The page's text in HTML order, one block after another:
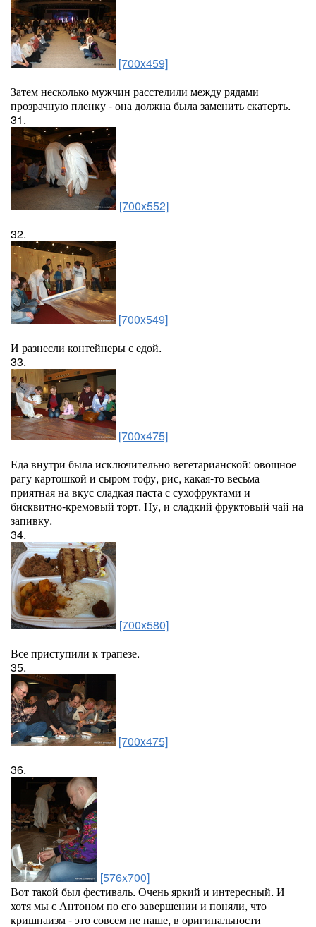
[700x459]
Затем несколько мужчин расстелили между рядами
прозрачную пленку - она должна была заменить скатерть.
31.
[700x552]
32.
[700x549]
И разнесли контейнеры с едой.
33.
[700x475]
Еда внутри была исключительно вегетарианской: овощное
рагу картошкой и сыром тофу, рис, какая-то весьма
приятная на вкус сладкая паста с сухофруктами и
бисквитно-кремовый торт. Ну, и сладкий фруктовый чай на
запивку.
34.
[700x580]
Все приступили к трапезе.
35.
[700x475]
36.
[576x700]
Вот такой был фестиваль. Очень яркий и интересный. И
хотя мы с Антоном по его завершении и поняли, что
кришнаизм - это совсем не наше, в оригинальности